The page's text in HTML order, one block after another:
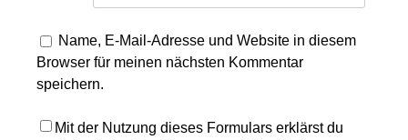
Name, E-Mail-Adresse und Website in diesem
Browser für meinen nächsten Kommentar
speichern.
Mit der Nutzung dieses Formulars erklärst du